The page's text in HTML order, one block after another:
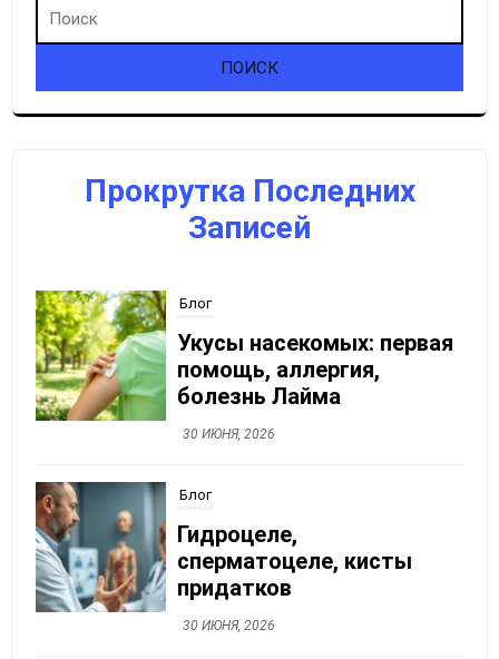
Прокрутка Последних
Записей
Блог
Укусы насекомых: первая
помощь, аллергия,
болезнь Лайма
30 ИЮНЯ, 2026
Блог
Гидроцеле,
сперматоцеле, кисты
придатков
30 ИЮНЯ, 2026